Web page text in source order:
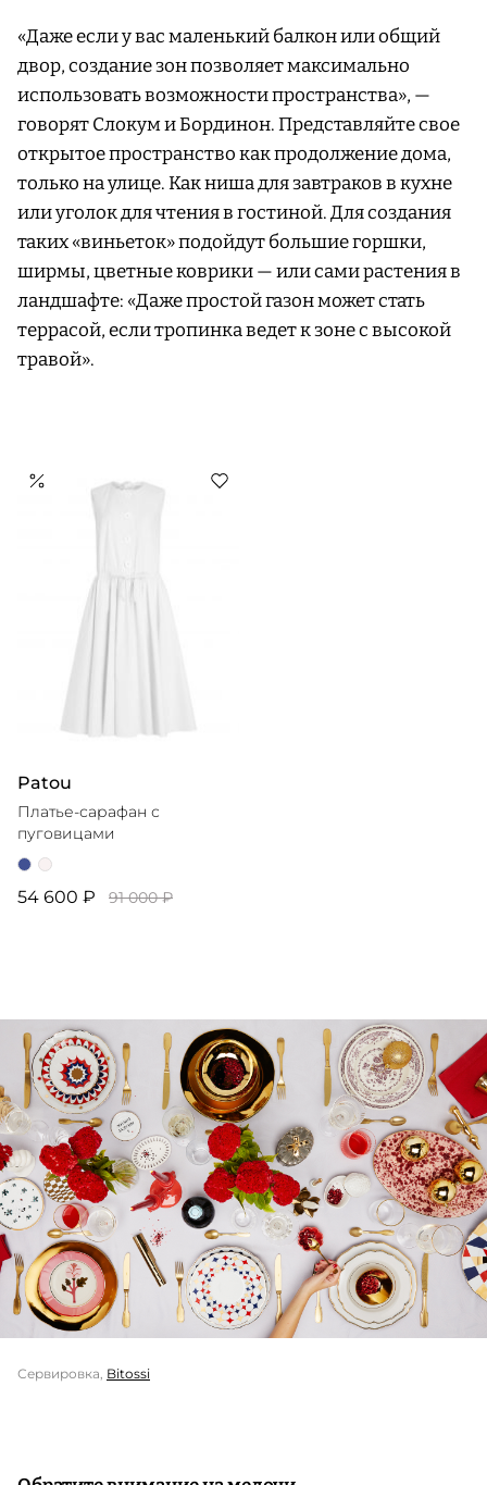
«Даже если у вас маленький балкон или общий
двор, создание зон позволяет максимально
использовать возможности пространства», —
говорят Слокум и Бординон. Представляйте свое
открытое пространство как продолжение дома,
только на улице. Как ниша для завтраков в кухне
или уголок для чтения в гостиной. Для создания
таких «виньеток» подойдут большие горшки,
ширмы, цветные коврики — или сами растения в
ландшафте: «Даже простой газон может стать
террасой, если тропинка ведет к зоне с высокой
травой».
Patou
Платье-сарафан с
пуговицами
54 600 ₽ 91 000 ₽
Сервировка, Bitossi